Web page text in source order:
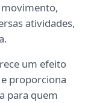
atividades,
um efeito
proporciona
para quem